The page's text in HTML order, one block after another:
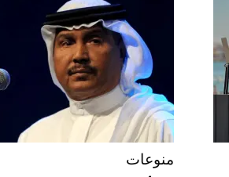
أغلى 10 عطور في العالم
استثنائية
"بوجاتي ميسترال"
مزاد مونتيري
2026-07-23
منوعات